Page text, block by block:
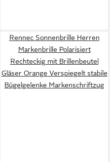
Rennec Sonnenbrille Herren
Markenbrille Polarisiert
Rechteckig mit Brillenbeutel
Gläser Orange Verspiegelt stabile
Bügelgelenke Markenschriftzug